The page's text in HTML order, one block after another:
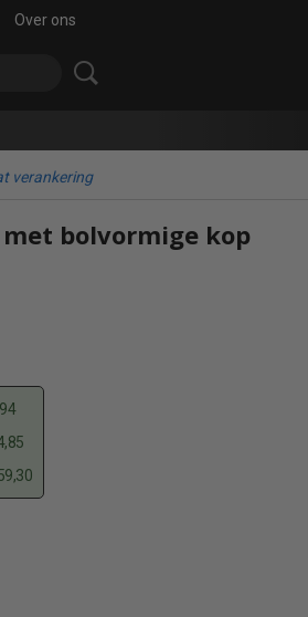
Over ons
verankering
bolvormige kop